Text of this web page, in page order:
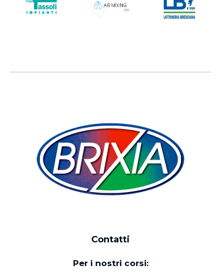
Contatti
Per i nostri corsi: